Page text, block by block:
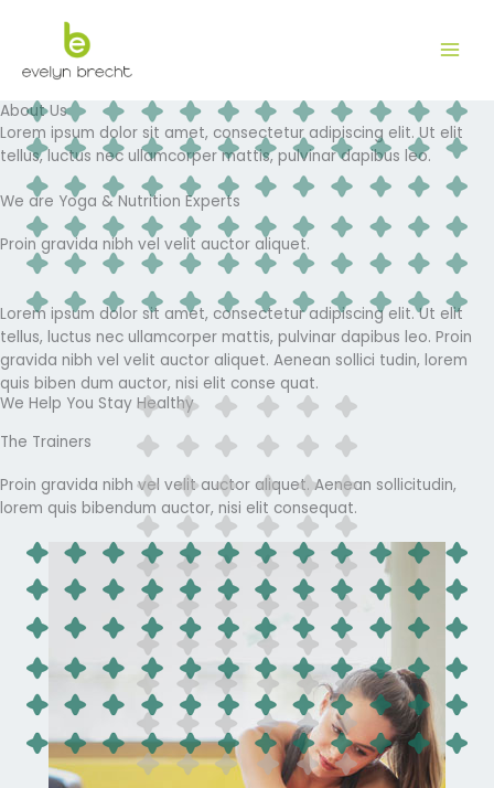
About Us
Lorem ipsum dolor sit amet, consectetur adipiscing elit. Ut elit
tellus, luctus nec ullamcorper mattis, pulvinar dapibus leo.
We are Yoga & Nutrition Experts
Proin gravida nibh vel velit auctor aliquet.
Lorem ipsum dolor sit amet, consectetur adipiscing elit. Ut elit
tellus, luctus nec ullamcorper mattis, pulvinar dapibus leo. Proin
gravida nibh vel velit auctor aliquet. Aenean sollici tudin, lorem
quis biben dum auctor, nisi elit conse quat.
We Help You Stay Healthy
The Trainers
Proin gravida nibh vel velit auctor aliquet. Aenean sollicitudin,
lorem quis bibendum auctor, nisi elit consequat.